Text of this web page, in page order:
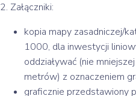
2. Załączniki:
kopia mapy zasadniczej/
1000, dla inwestycji
oddziaływać (nie
metrów) z oznaczeniem
graficznie przedstawiony